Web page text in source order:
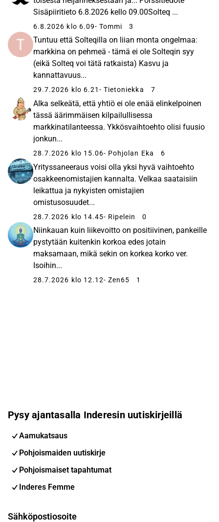
Sisäpiiritieto 6.8.2026 kello 09.00Solteq ...
6.8.2026 klo 6.09- Tommi 3
Tuntuu että Solteqilla on liian monta ongelmaa:
markkina on pehmeä - tämä ei ole Solteqin syy
(eikä Solteq voi tätä ratkaista) Kasvu ja
kannattavuus...
29.7.2026 klo 6.21 - Tietoniekka 7
AIka selkeätä, että yhtiö ei ole enää elinkelpoinen
tässä äärimmäisen kilpailullisessa
markkinatilanteessa. Ykkösvaihtoehto olisi fuusio
jonkun...
28.7.2026 klo 15.06- Pohjolan Eka 6
Yrityssaneeraus voisi olla yksi hyvä vaihtoehto
osakkeenomistajien kannalta. Velkaa saataisiin
leikattua ja nykyisten omistajien
omistusosuudet...
28.7.2026 klo 14.45- Ripelein 0
Niinkauan kuin liikevoitto on positiivinen, pankeille
pystytään kuitenkin korkoa edes jotain
maksamaan, mikä sekin on korkea korko ver.
Isoihin...
28.7.2026 klo 12.12- Zen65 1
Pysy ajantasalla Inderesin uutiskirjeillä
Aamukatsaus
Pohjoismaiden uutiskirje
Pohjoismaiset tapahtumat
Inderes Femme
Sähköpostiosoite